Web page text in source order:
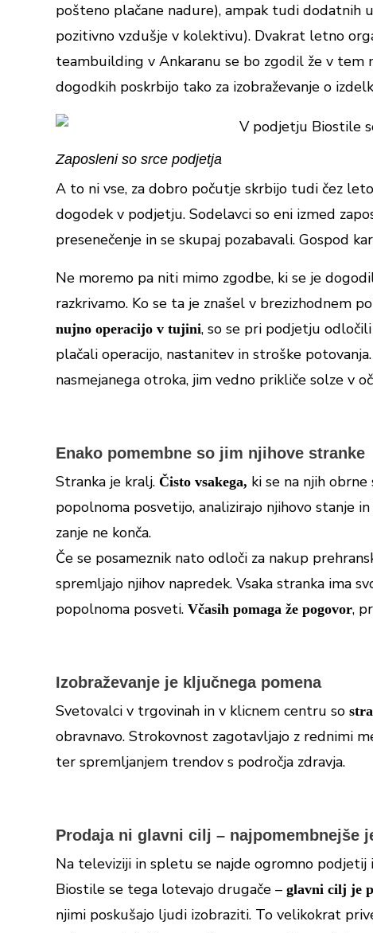
pošteno plačane nadure), ampak tudi dodatnih
pozitivno vzdušje v kolektivu). Dvakrat letno
teambuilding v Ankaranu se bo zgodil že v tem
dogodkih poskrbijo tako za izobraževanje o
Zaposleni so srce podjetja
A to ni vse, za dobro počutje skrbijo tudi čez
dogodek v podjetju. Sodelavci so eni izmed
presenečenje in se skupaj pozabavali. Gospod kar
Ne moremo pa niti mimo zgodbe, ki se je
razkrivamo. Ko se ta je znašel v brezizhodnem
nujno operacijo v tujini, so se pri podjetju odločili
plačali operacijo, nastanitev in stroške
nasmejanega otroka, jim vedno prikliče solze v
Enako pomembne so jim njihove stranke
Stranka je kralj. Čisto vsakega, ki se na njih obrne
popolnoma posvetijo, analizirajo njihovo stanje
zanje ne konča.
Če se posameznik nato odloči za nakup
spremljajo njihov napredek. Vsaka stranka ima
popolnoma posveti. Včasih pomaga že pogovor,
Izobraževanje je ključnega pomena
Svetovalci v trgovinah in v klicnem centru so
obravnavo. Strokovnost zagotavljajo z rednimi
ter spremljanjem trendov s področja zdravja.
Prodaja ni glavni cilj – najpomembnejše
Na televiziji in spletu se najde ogromno
Biostile se tega lotevajo drugače – glavni cilj je
njimi poskušajo ljudi izobraziti. To velikokrat